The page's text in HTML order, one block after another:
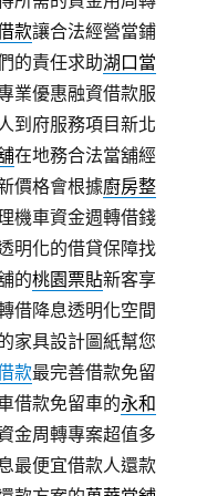
款讓合法經營當鋪
的責任求助湖口當
業優惠融資借款服
到府服務項目新北
在地務合法當舖經
價格會根據廚房整
機車資金週轉借錢
明化的借貸保障找
的桃園票貼新客享
借降息透明化空間
家具設計圖紙幫您
款最完善借款免留
借款免留車的永和
金周轉專案超值多
最便宜借款人還款